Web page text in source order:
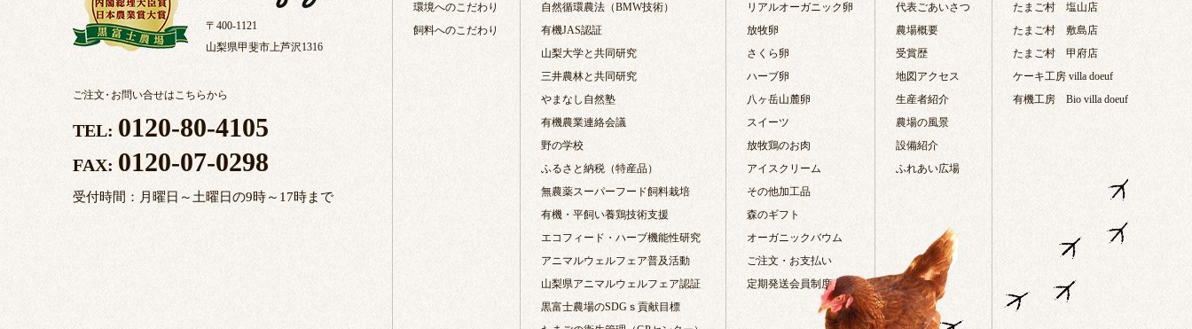
〒400-1121
山梨県甲斐市上芦沢1316
ご注文・お問い合せはこちらから
TEL: 0120-80-4105
FAX: 0120-07-0298
受付時間：月曜日～土曜日の9時～17時まで
環境へのこだわり
飼料へのこだわり
自然循環農法（BMW技術）
有機JAS認証
山梨大学と共同研究
三井農林と共同研究
やまなし自然塾
有機農業連絡会議
野の学校
ふるさと納税（特産品）
無農薬スーパーフード飼料栽培
有機・平飼い養鶏技術支援
エコフィード・ハーブ機能性研究
アニマルウェルフェア普及活動
山梨県アニマルウェルフェア認証
黒富士農場のSDGｓ貢献目標
リアルオーガニック卵
放牧卵
さくら卵
ハーブ卵
八ヶ岳山麓卵
スイーツ
放牧鶏のお肉
アイスクリーム
その他加工品
森のギフト
オーガニックバウム
ご注文・お支払い
定期発送会員制度
代表ごあいさつ
農場概要
受賞歴
地図アクセス
生産者紹介
農場の風景
設備紹介
ふれあい広場
たまご村 塩山店
たまご村 敷島店
たまご村 甲府店
ケーキ工房 villa doeuf
有機工房 Bio villa doeuf